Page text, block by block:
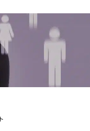
対応支援